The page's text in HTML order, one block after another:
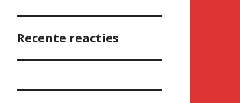
Recente reacties